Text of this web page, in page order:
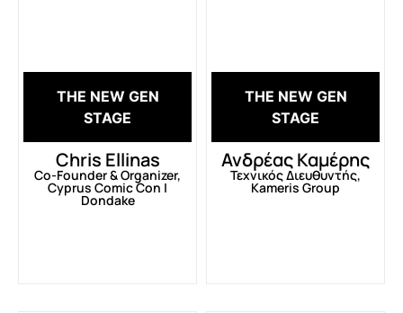
THE NEW GEN
STAGE
Chris Ellinas
Co-Founder & Organizer,
Cyprus Comic Con |
Dondake
THE NEW GEN
STAGE
Ανδρέας Καμέρης
Τεχνικός Διευθυντής,
Kameris Group